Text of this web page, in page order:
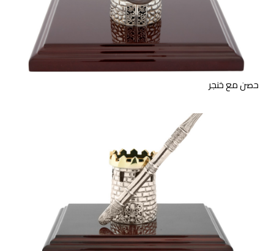
منحوتة من الفضة الإسترليني
لحصن وخنجر على قاعدة خشبية.
حصن مع خنجر
منحوتة من الفضة الإسترليني
لحصن وفاتحة رسائل على قاعدة
خشبية.